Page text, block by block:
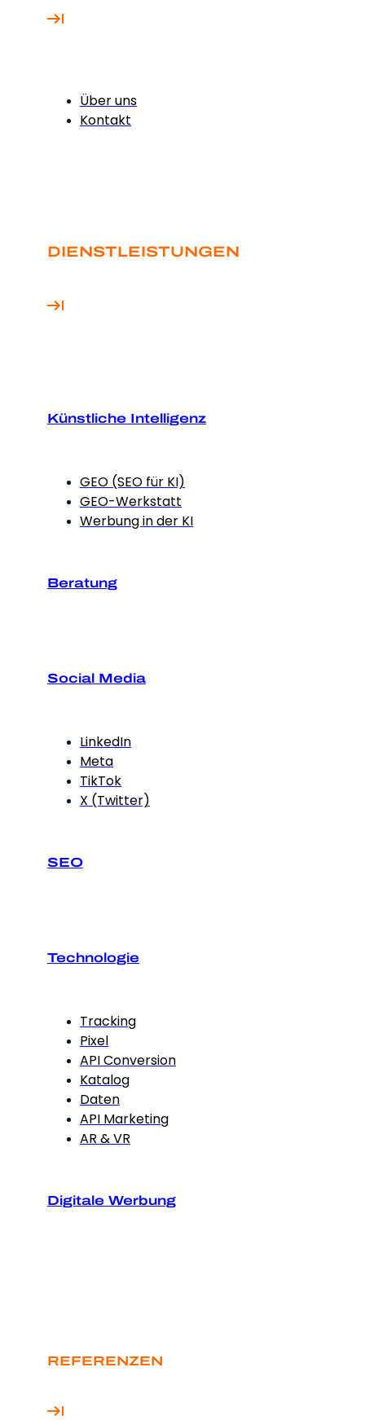
Über uns
Kontakt
DIENSTLEISTUNGEN
Künstliche Intelligenz
GEO (SEO für KI)
GEO-Werkstatt
Werbung in der KI
Beratung
Social Media
LinkedIn
Meta
TikTok
X (Twitter)
SEO
Technologie
Tracking
Pixel
API Conversion
Katalog
Daten
API Marketing
AR & VR
Digitale Werbung
REFERENZEN